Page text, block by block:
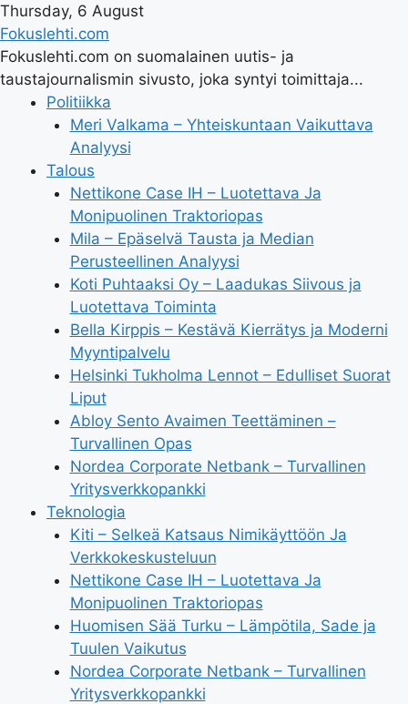
Thursday, 6 August
Fokuslehti.com
Fokuslehti.com on suomalainen uutis- ja
taustajournalismin sivusto, joka syntyi toimittaja...
Politiikka
Meri Valkama – Yhteiskuntaan Vaikuttava
Analyysi
Talous
Nettikone Case IH – Luotettava Ja
Monipuolinen Traktoriopas
Mila – Epäselvä Tausta ja Median
Perusteellinen Analyysi
Koti Puhtaaksi Oy – Laadukas Siivous ja
Luotettava Toiminta
Bella Kirppis – Kestävä Kierrätys ja Moderni
Myyntipalvelu
Helsinki Tukholma Lennot – Edulliset Suorat
Liput
Abloy Sento Avaimen Teettäminen –
Turvallinen Opas
Nordea Corporate Netbank – Turvallinen
Yritysverkkopankki
Teknologia
Kiti – Selkeä Katsaus Nimikäyttöön Ja
Verkkokeskusteluun
Nettikone Case IH – Luotettava Ja
Monipuolinen Traktoriopas
Huomisen Sää Turku – Lämpötila, Sade ja
Tuulen Vaikutus
Nordea Corporate Netbank – Turvallinen
Yritysverkkopankki